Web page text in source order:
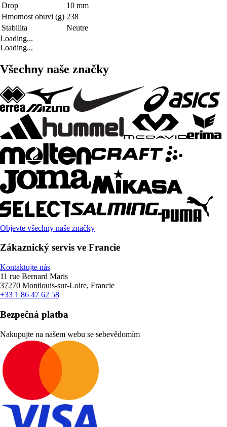
Drop
10 mm
Hmotnost obuvi (g) 238
Stabilita
Neutre
Loading...
Loading...
Všechny naše značky
Objevte všechny naše značky
Zákaznický servis ve Francie
Kontaktujte nás
11 rue Bernard Maris
37270 Montlouis-sur-Loire, Francie
+33 1 86 47 62 58
Bezpečná platba
Nakupujte na našem webu se sebevědomím